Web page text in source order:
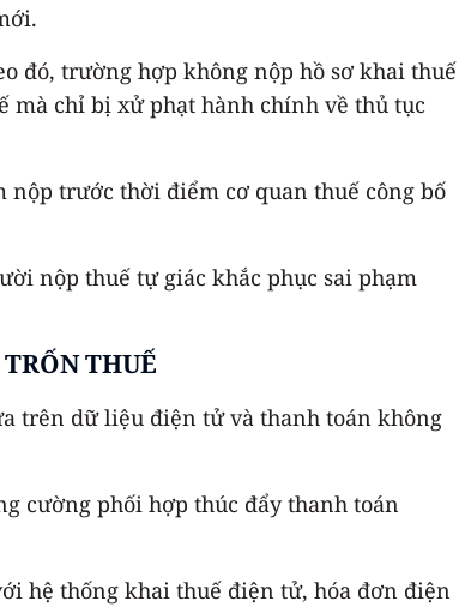
đó, trường hợp không nộp hồ sơ khai thuế
mà chỉ bị xử phạt hành chính về thủ tục
trước thời điểm cơ quan thuế công bố
nộp thuế tự giác khắc phục sai phạm
THUẾ
trên dữ liệu điện tử và thanh toán không
cường phối hợp thúc đẩy thanh toán
hệ thống khai thuế điện tử, hóa đơn điện